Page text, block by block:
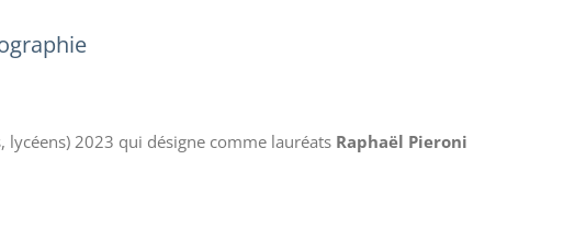
2023 qui désigne comme lauréats Raphaël Pieroni